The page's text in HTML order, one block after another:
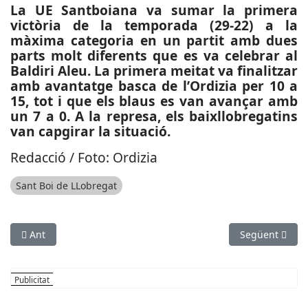
La UE Santboiana va sumar la primera
victòria de la temporada (29-22) a la
màxima categoria en un partit amb dues
parts molt diferents que es va celebrar al
Baldiri Aleu. La primera meitat va finalitzar
amb avantatge basca de l’Ordizia per 10 a
15, tot i que els blaus es van avançar amb
un 7 a 0. A la represa, els baixllobregatins
van capgirar la situació.
Redacció / Foto: Ordizia
Sant Boi de LLobregat
Article anterior: ESPORTS (FUTBOL, SEGONA B): El Mallorca
Ant Article
Següent